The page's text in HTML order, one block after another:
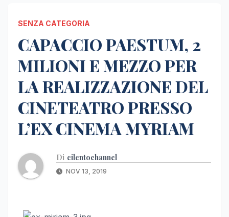
SENZA CATEGORIA
CAPACCIO PAESTUM, 2
MILIONI E MEZZO PER
LA REALIZZAZIONE DEL
CINETEATRO PRESSO
L’EX CINEMA MYRIAM
Di cilentochannel
NOV 13, 2019